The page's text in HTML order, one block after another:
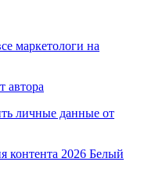
маркетологи на
автора
личные данные от
контента 2026 Белый